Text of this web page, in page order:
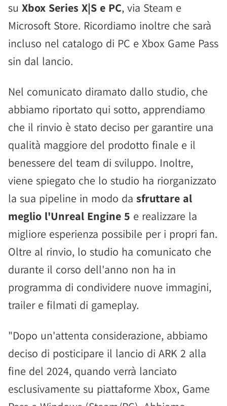
su Xbox Series X|S e PC, via Steam e
Microsoft Store. Ricordiamo inoltre che sarà
incluso nel catalogo di PC e Xbox Game Pass
sin dal lancio.
Nel comunicato diramato dallo studio, che
abbiamo riportato qui sotto, apprendiamo
che il rinvio è stato deciso per garantire una
qualità maggiore del prodotto finale e il
benessere del team di sviluppo. Inoltre,
viene spiegato che lo studio ha riorganizzato
la sua pipeline in modo da sfruttare al
meglio l'Unreal Engine 5 e realizzare la
migliore esperienza possibile per i propri fan.
Oltre al rinvio, lo studio ha comunicato che
durante il corso dell'anno non ha in
programma di condividere nuove immagini,
trailer e filmati di gameplay.
"Dopo un'attenta considerazione, abbiamo
deciso di posticipare il lancio di ARK 2 alla
fine del 2024, quando verrà lanciato
esclusivamente su piattaforme Xbox, Game